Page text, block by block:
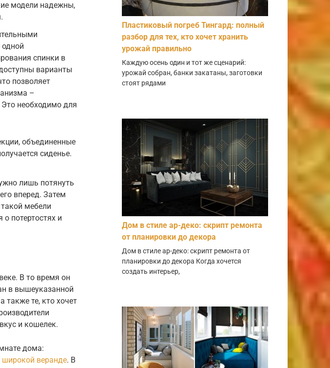
модели надежны,
спинки в
варианты
позволяет
–
необходимо для
объединенные
сиденье.
лишь потянуть
вперед. Затем
мебели
о потертостях и
В то время он
в вышеуказанной
те, кто хочет
и кошелек.
дома:
широкой веранде. В
Пластиковый погреб Тингард: полный
разбор для тех, кто хочет хранить
урожай правильно
Каждую осень один и тот же сценарий:
урожай собран, банки закатаны, заготовки
стоят рядами
Дом в стиле ар-деко: скрипт ремонта
от планировки до декора
Дом в стиле ар-деко: скрипт ремонта от
планировки до декора Когда хочется
создать интерьер,